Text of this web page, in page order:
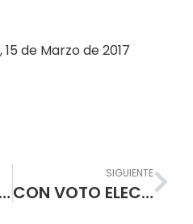
de Marzo de 2017
EN FOROS CANDIDATAS A PERSONERA ESTUDIANTIL EXPONEN PROPUESTAS
SIGUIENTE
CON VOTO ELECTRÓNICO, ESTUDIANTES NORMALISTAS ELEGIRÁN PERSONERÍA Y CONSEJO ESTUDIANTIL.